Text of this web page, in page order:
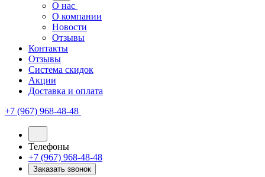
О нас
О компании
Новости
Отзывы
Контакты
Отзывы
Система скидок
Акции
Доставка и оплата
+7 (967) 968-48-48
Телефоны
+7 (967) 968-48-48
Заказать звонок